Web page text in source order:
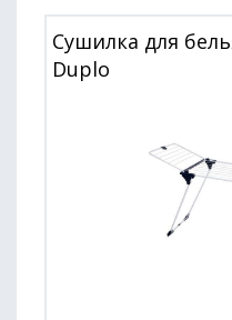
Сушилка для
Duplo